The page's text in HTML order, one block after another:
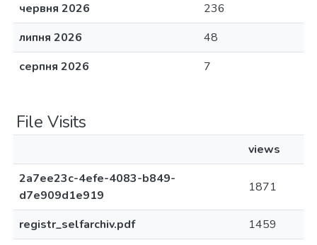
червня 2026
236
липня 2026
48
серпня 2026
7
File Visits
views
2a7ee23c-4efe-4083-b849-
d7e909d1e919
1871
registr_selfarchiv.pdf
1459